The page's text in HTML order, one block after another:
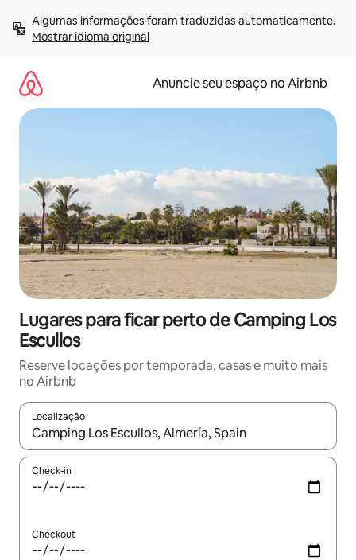
para
Mostrar idioma original
Anuncie seu espaço no Airbnb
Lugares para ficar perto de Camping Los
Escullos
Reserve locações por temporada, casas e muito mais
no Airbnb
Localização
Quando os resultados estiverem disponíveis, explore-os
Check-in
Checkout